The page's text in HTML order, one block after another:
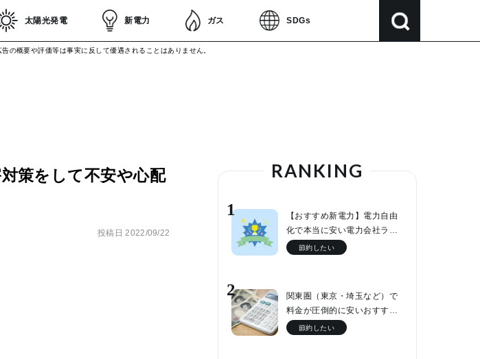
太陽光発電 新電力 ガス SDGs
の概要や評価等は事実に反して優遇されることはありません。
策をして不安や心配
投稿日2022/09/22
RANKING
1
【おすすめ新電力】電力自由
化で本当に安い電力会社ラ…
節約したい
2
関東圏（東京・埼玉など）で
料金が圧倒的に安いおすす…
節約したい